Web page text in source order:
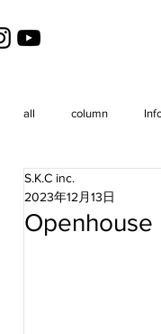
all column
S.K.C inc.
2023年12月13日